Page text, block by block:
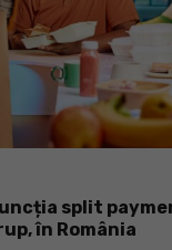
split
în România